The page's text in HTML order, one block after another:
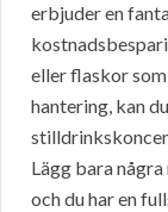
erbjuder en
eller flaskor
hantering, kan
Lägg bara
och du har en